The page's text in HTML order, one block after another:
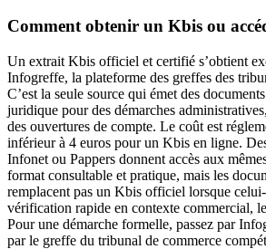
Comment obtenir un Kbis ou
Un extrait Kbis officiel et certifié s’obtient
Infogreffe, la plateforme des greffes des
C’est la seule source qui émet des
juridique pour des démarches
des ouvertures de compte. Le coût est
inférieur à 4 euros pour un Kbis en ligne.
Infonet ou Pappers donnent accès aux
format consultable et pratique, mais les
remplacent pas un Kbis officiel lorsque
vérification rapide en contexte commercial,
Pour une démarche formelle, passez par
par le greffe du tribunal de commerce